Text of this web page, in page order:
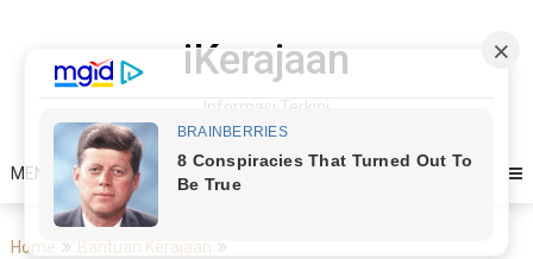
iKerajaan
Informasi Terkini
MENU
Home
Bantuan Kerajaan